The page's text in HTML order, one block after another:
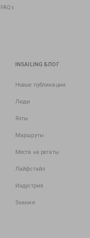
FAQs
INSAILING БЛОГ
Новые публикации
Люди
Яхты
Маршруты
Места на регаты
Лайфстайл
Индустрия
Знания